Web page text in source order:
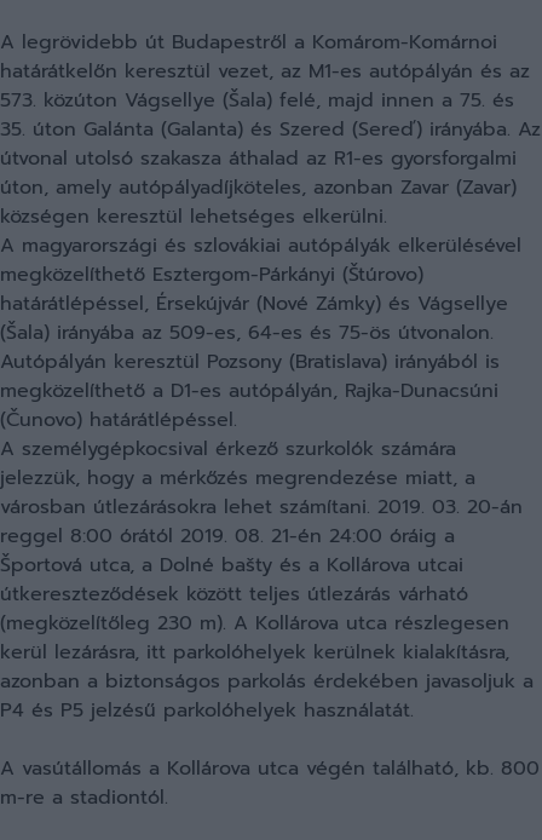
A legrövidebb út Budapestről a Komárom-Komárnoi
határátkelőn keresztül vezet, az M1-es autópályán és az
573. közúton Vágsellye (Šala) felé, majd innen a 75. és
35. úton Galánta (Galanta) és Szered (Sereď) irányába. Az
útvonal utolsó szakasza áthalad az R1-es gyorsforgalmi
úton, amely autópályadíjköteles, azonban Zavar (Zavar)
községen keresztül lehetséges elkerülni.
A magyarországi és szlovákiai autópályák elkerülésével
megközelíthető Esztergom-Párkányi (Štúrovo)
határátlépéssel, Érsekújvár (Nové Zámky) és Vágsellye
(Šala) irányába az 509-es, 64-es és 75-ös útvonalon.
Autópályán keresztül Pozsony (Bratislava) irányából is
megközelíthető a D1-es autópályán, Rajka-Dunacsúni
(Čunovo) határátlépéssel.
A személygépkocsival érkező szurkolók számára
jelezzük, hogy a mérkőzés megrendezése miatt, a
városban útlezárásokra lehet számítani. 2019. 03. 20-án
reggel 8:00 órától 2019. 08. 21-én 24:00 óráig a
Športová utca, a Dolné bašty és a Kollárova utcai
útkereszteződések között teljes útlezárás várható
(megközelítőleg 230 m). A Kollárova utca részlegesen
kerül lezárásra, itt parkolóhelyek kerülnek kialakításra,
azonban a biztonságos parkolás érdekében javasoljuk a
P4 és P5 jelzésű parkolóhelyek használatát.
A vasútállomás a Kollárova utca végén található, kb. 800
m-re a stadiontól.